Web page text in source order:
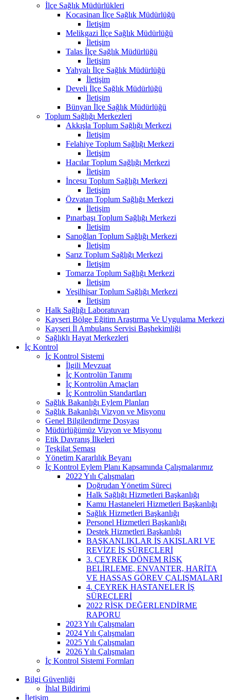
İlçe Sağlık Müdürlükleri
Kocasinan İlçe Sağlık Müdürlüğü
İletişim
Melikgazi İlçe Sağlık Müdürlüğü
İletişim
Talas İlçe Sağlık Müdürlüğü
İletişim
Yahyalı İlçe Sağlık Müdürlüğü
İletişim
Develi İlçe Sağlık Müdürlüğü
İletişim
Bünyan İlçe Sağlık Müdürlüğü
Toplum Sağlığı Merkezleri
Akkışla Toplum Sağlığı Merkezi
İletişim
Felahiye Toplum Sağlığı Merkezi
İletişim
Hacılar Toplum Sağlığı Merkezi
İletişim
İncesu Toplum Sağlığı Merkezi
İletişim
Özvatan Toplum Sağlığı Merkezi
İletişim
Pınarbaşı Toplum Sağlığı Merkezi
İletişim
Sarıoğlan Toplum Sağlığı Merkezi
İletişim
Sarız Toplum Sağlığı Merkezi
İletişim
Tomarza Toplum Sağlığı Merkezi
İletişim
Yeşilhisar Toplum Sağlığı Merkezi
İletişim
Halk Sağlığı Laboratuvarı
Kayseri Bölge Eğitim Araştırma Ve Uygulama Merkezi
Kayseri İl Ambulans Servisi Başhekimliği
Sağlıklı Hayat Merkezleri
İç Kontrol
İç Kontrol Sistemi
İlgili Mevzuat
İç Kontrolün Tanımı
İç Kontrolün Amaçları
İç Kontrolün Standartları
Sağlık Bakanlığı Eylem Planları
Sağlık Bakanlığı Vizyon ve Misyonu
Genel Bilgilendirme Dosyası
Müdürlüğümüz Vizyon ve Misyonu
Etik Davranış İlkeleri
Teşkilat Şeması
Yönetim Kararlılık Beyanı
İç Kontrol Eylem Planı Kapsamında Çalışmalarımız
2022 Yılı Çalışmaları
Doğrudan Yönetim Süreci
Halk Sağlığı Hizmetleri Başkanlığı
Kamu Hastaneleri Hizmetleri Başkanlığı
Sağlık Hizmetleri Başkanlığı
Personel Hizmetleri Başkanlığı
Destek Hizmetleri Başkanlığı
BAŞKANLIKLAR İŞ AKIŞLARI VE
REVİZE İŞ SÜREÇLERİ
3. ÇEYREK DÖNEM RİSK
BELİRLEME, ENVANTER, HARİTA
VE HASSAS GÖREV ÇALIŞMALARI
4. ÇEYREK HASTANELER İŞ
SÜREÇLERİ
2022 RİSK DEĞERLENDİRME
RAPORU
2023 Yılı Çalışmaları
2024 Yılı Çalışmaları
2025 Yılı Çalışmaları
2026 Yılı Çalışmaları
İç Kontrol Sistemi Formları
Bilgi Güvenliği
İhlal Bildirimi
İletişim